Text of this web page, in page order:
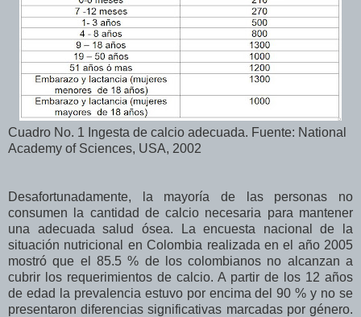
Cuadro No. 1 Ingesta de calcio adecuada. Fuente: National
Academy of Sciences, USA, 2002
Desafortunadamente, la mayoría de las personas no
consumen la cantidad de calcio necesaria para mantener
una adecuada salud ósea. La encuesta nacional de la
situación nutricional en Colombia realizada en el año 2005
mostró que el 85.5 % de los colombianos no alcanzan a
cubrir los requerimientos de calcio. A partir de los 12 años
de edad la prevalencia estuvo por encima del 90 % y no se
presentaron diferencias significativas marcadas por género.